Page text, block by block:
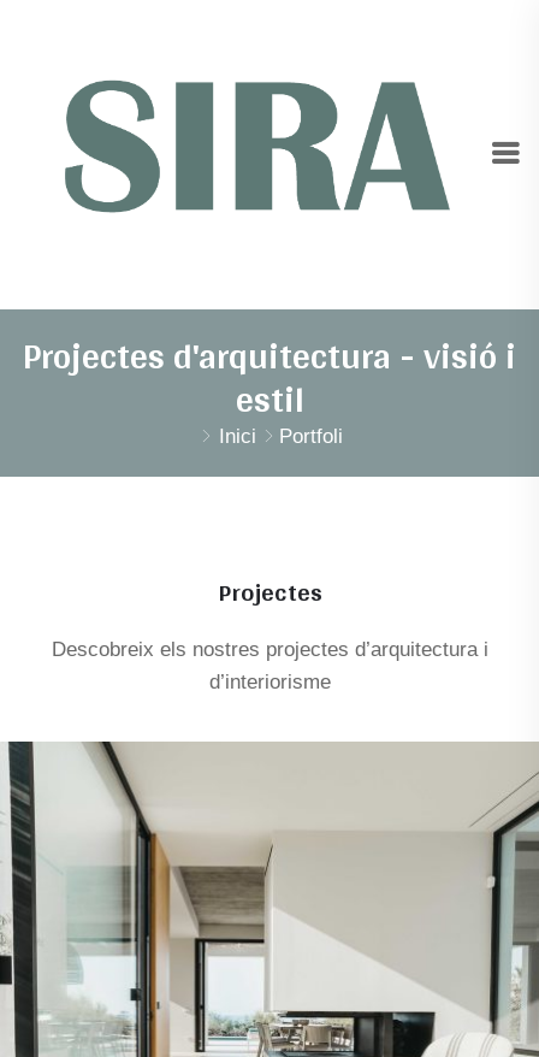
Projectes d'arquitectura - visió i
estil
Inici Portfoli
Projectes
Descobreix els nostres projectes d’arquitectura i
d’interiorisme